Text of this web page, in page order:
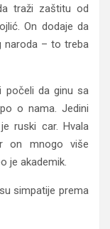
traži zaštitu od
On dodaje da
naroda – to treba
počeli da ginu sa
o nama. Jedini
ruski car. Hvala
on mnogo više
je akademik.
simpatije prema